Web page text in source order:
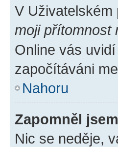
V Uživatelském
moji přítomnost
Online vás
započítáváni
Nahoru
Zapomněl
Nic se neděje,